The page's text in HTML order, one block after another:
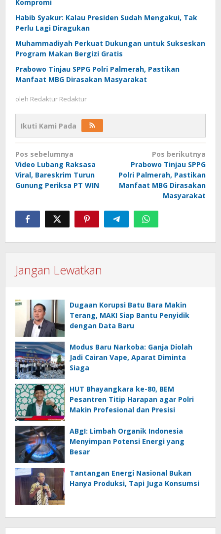
Kompromi
Habib Syakur: Kalau Presiden Sudah Mengakui, Tak
Perlu Lagi Diragukan
Muhammadiyah Perkuat Dukungan untuk Sukseskan
Program Makan Bergizi Gratis
Prabowo Tinjau SPPG Polri Palmerah, Pastikan
Manfaat MBG Dirasakan Masyarakat
oleh Redaktur Redaktur
Ikuti Kami Pada
Navigasi
pos
Pos sebelumnya
Video Lubang Raksasa
Viral, Bareskrim Turun
Gunung Periksa PT WIN
Pos berikutnya
Prabowo Tinjau SPPG
Polri Palmerah, Pastikan
Manfaat MBG Dirasakan
Masyarakat
Jangan Lewatkan
Dugaan Korupsi Batu Bara Makin
Terang, MAKI Siap Bantu Penyidik
dengan Data Baru
Modus Baru Narkoba: Ganja Diolah
Jadi Cairan Vape, Aparat Diminta
Siaga
HUT Bhayangkara ke-80, BEM
Pesantren Titip Harapan agar Polri
Makin Profesional dan Presisi
ABgI: Limbah Organik Indonesia
Menyimpan Potensi Energi yang
Besar
Tantangan Energi Nasional Bukan
Hanya Produksi, Tapi Juga Konsumsi